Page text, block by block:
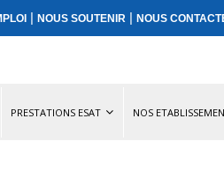
|NOUS SOUTENIR |NOUS
PRESTATIONS ESAT NOS